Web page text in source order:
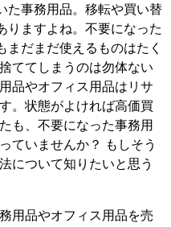
りますよね。不要になった
まだまだ使えるものはたく
ててしまうのは勿体ない
品やオフィス用品はリサ
。状態がよければ高価買
も、不要になった事務用
ていませんか？ もしそう
について知りたいと思う
用品やオフィス用品を売